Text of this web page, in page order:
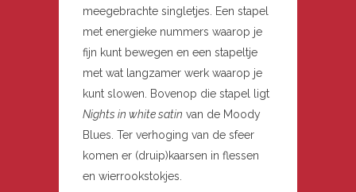
meegebrachte singletjes. Een stapel
met energieke nummers waarop je
fijn kunt bewegen en een stapeltje
met wat langzamer werk waarop je
kunt slowen. Bovenop die stapel ligt
Nights in white satin van de Moody
Blues. Ter verhoging van de sfeer
komen er (druip)kaarsen in flessen
en wierrookstokjes.